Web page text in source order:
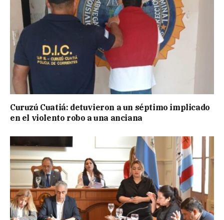
Curuzú Cuatiá: detuvieron a un séptimo implicado
en el violento robo a una anciana